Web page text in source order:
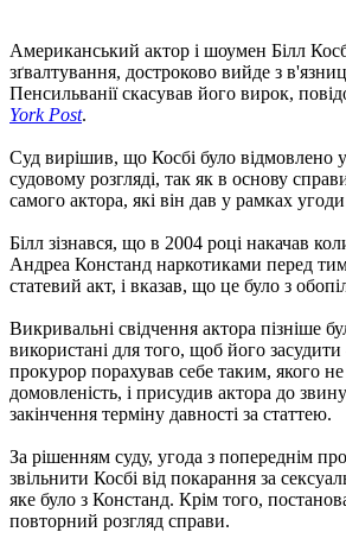
Американський актор і шоумен Білл
зґвалтування, достроково вийде з
Пенсильванії скасував його вирок,
York Post.
Суд вирішив, що Косбі було відмовлено
судовому розгляді, так як в основу
самого актора, які він дав у рамках угоди
Білл зізнався, що в 2004 році накачав
Андреа Констанд наркотиками перед
статевий акт, і вказав, що це було з
Викривальні свідчення актора пізніше
використані для того, щоб його
прокурор порахував себе таким, якого
домовленість, і присудив актора до
закінчення терміну давності за статтею.
За рішенням суду, угода з попереднім
звільнити Косбі від покарання за
яке було з Констанд. Крім того,
повторний розгляд справи.